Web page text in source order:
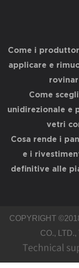
Come i
applicare e
Come
unidirezionale e
vetri
Cosa rende i
e i
definitive alle
COPYRIGHT
CO., LTD.,